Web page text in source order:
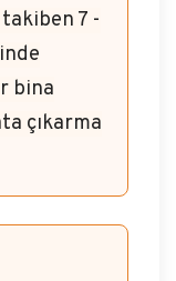
7 -
bina
çıkarma